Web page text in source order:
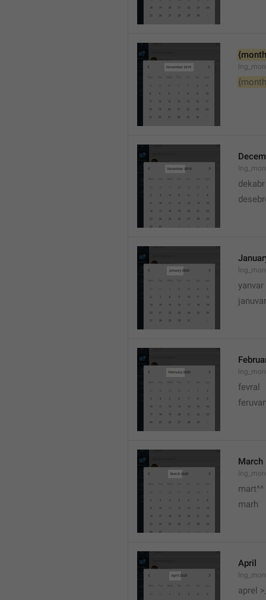
dekabr
yanvar
fevral
March
mart^^
marh
April
aprel